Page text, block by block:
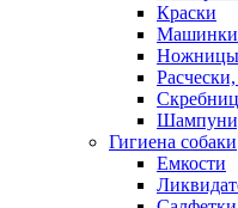
Краски
Машинки
Ножницы
Гигиена собаки
Емкости